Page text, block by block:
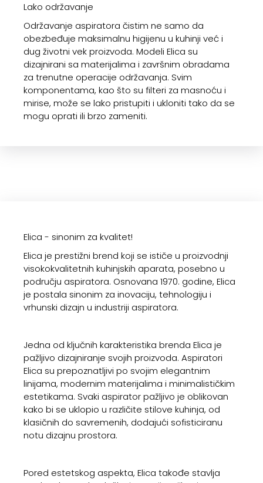
Lako održavanje
Održavanje aspiratora čistim ne samo da
obezbeđuje maksimalnu higijenu u kuhinji već i
dug životni vek proizvoda. Modeli Elica su
dizajnirani sa materijalima i završnim obradama
za trenutne operacije održavanja. Svim
komponentama, kao što su filteri za masnoću i
mirise, može se lako pristupiti i ukloniti tako da se
mogu oprati ili brzo zameniti.
Elica - sinonim za kvalitet!
Elica je prestižni brend koji se ističe u proizvodnji
visokokvalitetnih kuhinjskih aparata, posebno u
području aspiratora. Osnovana 1970. godine, Elica
je postala sinonim za inovaciju, tehnologiju i
vrhunski dizajn u industriji aspiratora.
Jedna od ključnih karakteristika brenda Elica je
pažljivo dizajniranje svojih proizvoda. Aspiratori
Elica su prepoznatljivi po svojim elegantnim
linijama, modernim materijalima i minimalističkim
estetikama. Svaki aspirator pažljivo je oblikovan
kako bi se uklopio u različite stilove kuhinja, od
klasičnih do savremenih, dodajući sofisticiranu
notu dizajnu prostora.
Pored estetskog aspekta, Elica takođe stavlja